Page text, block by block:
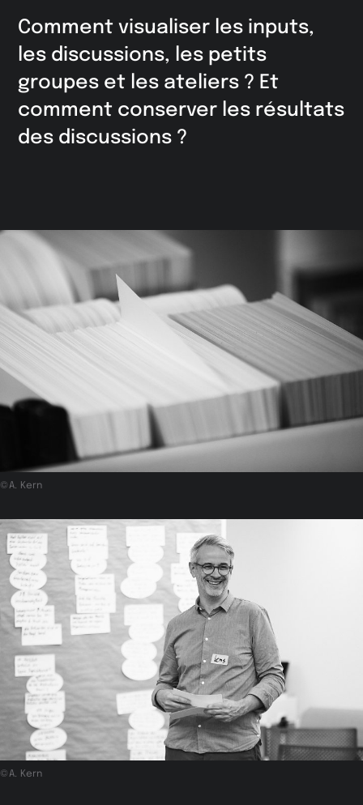
Comment visualiser les inputs,
les discussions, les petits
groupes et les ateliers ? Et
comment conserver les résultats
des discussions ?
©A. Kern
©A. Kern